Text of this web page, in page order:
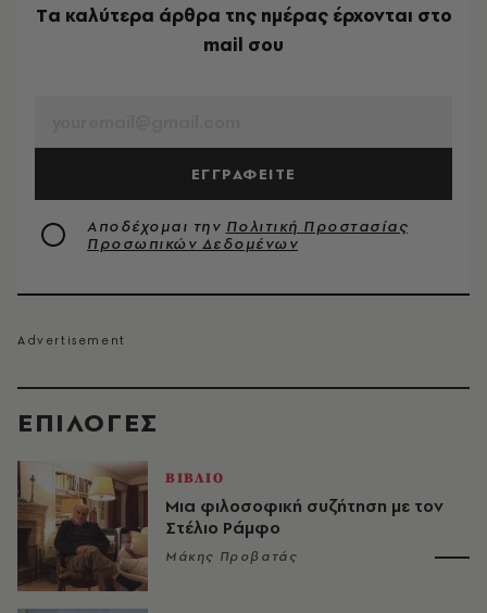
EΠΙΛΟΓΈΣ
ΒΙΒΛΙΟ
Μια φιλοσοφική συζήτηση με τον
Στέλιο Ράμφο
Μάκης Προβατάς
Tα καλύτερα άρθρα της ημέρας έρχονται στο
mail σου
ΕΓΓΡΑΦΕΙΤΕ
Αποδέχομαι την Πολιτική Προστασίας
Προσωπικών Δεδομένων